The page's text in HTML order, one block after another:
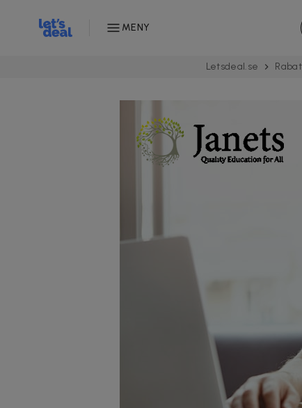
MENY
Letsdeal.se